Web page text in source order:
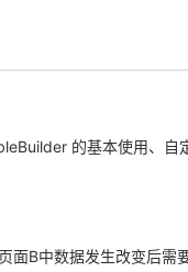
的基本使用、自
面B中数据发生改变后需